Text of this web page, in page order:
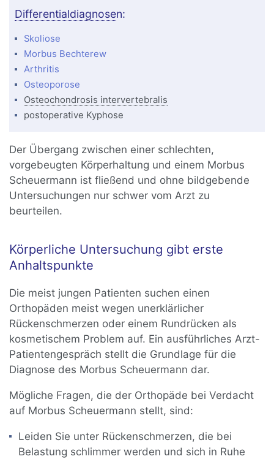
Differentialdiagnosen:
Skoliose
Morbus Bechterew
Arthritis
Osteoporose
Osteochondrosis intervertebralis
postoperative Kyphose
Der Übergang zwischen einer schlechten,
vorgebeugten Körperhaltung und einem Morbus
Scheuermann ist fließend und ohne bildgebende
Untersuchungen nur schwer vom Arzt zu
beurteilen.
Körperliche Untersuchung gibt erste
Anhaltspunkte
Die meist jungen Patienten suchen einen
Orthopäden meist wegen unerklärlicher
Rückenschmerzen oder einem Rundrücken als
kosmetischem Problem auf. Ein ausführliches Arzt-
Patientengespräch stellt die Grundlage für die
Diagnose des Morbus Scheuermann dar.
Mögliche Fragen, die der Orthopäde bei Verdacht
auf Morbus Scheuermann stellt, sind:
Leiden Sie unter Rückenschmerzen, die bei
Belastung schlimmer werden und sich in Ruhe